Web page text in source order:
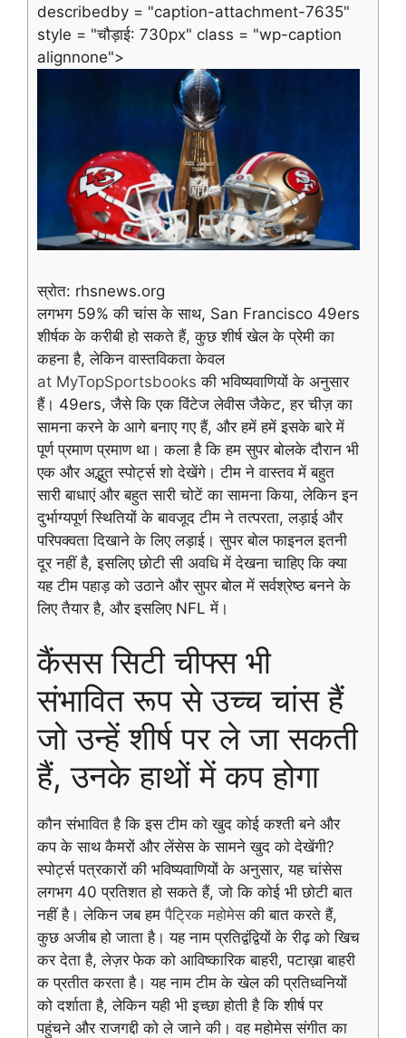
describedby = "caption-attachment-7635"
style = "चौड़ाई: 730px" class = "wp-caption
alignnone">
स्रोत: rhsnews.org
लगभग 59% की चांस के साथ, San Francisco 49ers
शीर्षक के करीबी हो सकते हैं, कुछ शीर्ष खेल के प्रेमी का
कहना है, लेकिन वास्तविकता केवल
at MyTopSportsbooks की भविष्यवाणियों के अनुसार
हैं। 49ers, जैसे कि एक विंटेज लेवीस जैकेट, हर चीज़ का
सामना करने के आगे बनाए गए हैं, और हमें हमें इसके बारे में
पूर्ण प्रमाण प्रमाण था। कला है कि हम सुपर बोलके दौरान भी
एक और अद्भुत स्पोर्ट्स शो देखेंगे। टीम ने वास्तव में बहुत
सारी बाधाएं और बहुत सारी चोटें का सामना किया, लेकिन इन
दुर्भाग्यपूर्ण स्थितियों के बावजूद टीम ने तत्परता, लड़ाई और
परिपक्वता दिखाने के लिए लड़ाई। सुपर बोल फाइनल इतनी
दूर नहीं है, इसलिए छोटी सी अवधि में देखना चाहिए कि क्या
यह टीम पहाड़ को उठाने और सुपर बोल में सर्वश्रेष्ठ बनने के
लिए तैयार है, और इसलिए NFL में।
कैंसस सिटी चीफ्स भी
संभावित रूप से उच्च चांस हैं
जो उन्हें शीर्ष पर ले जा सकती
हैं, उनके हाथों में कप होगा
कौन संभावित है कि इस टीम को खुद कोई कश्ती बने और
कप के साथ कैमरों और लेंसेस के सामने खुद को देखेंगी?
स्पोर्ट्स पत्रकारों की भविष्यवाणियों के अनुसार, यह चांसेस
लगभग 40 प्रतिशत हो सकते हैं, जो कि कोई भी छोटी बात
नहीं है। लेकिन जब हमपैट्रिक महोमेसकी बात करते हैं,
कुछ अजीब हो जाता है। यह नाम प्रतिद्वंद्वियों के रीढ़ को खिच
कर देता है, लेज़र फेक को आविष्कारिक बाहरी, पटाख़ा बाहरी
क प्रतीत करता है। यह नाम टीम के खेल की प्रतिध्वनियों
को दर्शाता है, लेकिन यही भी इच्छा होती है कि शीर्ष पर
पहुंचने और राजगद्दी को ले जाने की। वह महोमेस संगीत का